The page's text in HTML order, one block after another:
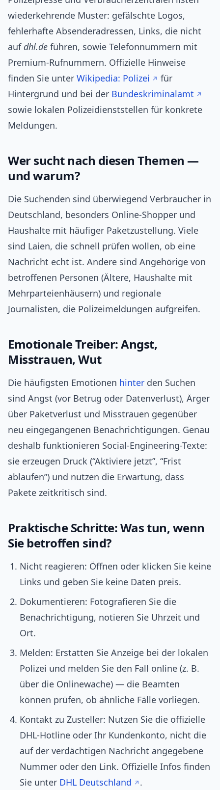
wiederkehrende Muster: gefälschte Logos,
fehlerhafte Absenderadressen, Links, die nicht
aufdhl.de führen, sowie Telefonnummern mit
Premium-Rufnummern. Offizielle Hinweise
finden Sie unter Wikipedia: Polizei
für
Hintergrund und bei der Bundeskriminalamt
sowie lokalen Polizeidienststellen für konkrete
Meldungen.
Wer sucht nach diesen Themen —
und warum?
Die Suchenden sind überwiegend Verbraucher in
Deutschland, besonders Online-Shopper und
Haushalte mit häufiger Paketzustellung. Viele
sind Laien, die schnell prüfen wollen, ob eine
Nachricht echt ist. Andere sind Angehörige von
betroffenen Personen (Ältere, Haushalte mit
Mehrparteienhäusern) und regionale
Journalisten, die Polizeimeldungen aufgreifen.
Emotionale Treiber: Angst,
Misstrauen, Wut
Die häufigsten Emotionen hinter den Suchen
sind Angst (vor Betrug oder Datenverlust), Ärger
über Paketverlust und Misstrauen gegenüber
neu eingegangenen Benachrichtigungen. Genau
deshalb funktionieren Social-Engineering-Texte:
sie erzeugen Druck (“Aktiviere jetzt”, “Frist
ablaufen”) und nutzen die Erwartung, dass
Pakete zeitkritisch sind.
Praktische Schritte: Was tun, wenn
Sie betroffen sind?
Nicht reagieren: Öffnen oder klicken Sie keine
Links und geben Sie keine Daten preis.
Dokumentieren: Fotografieren Sie die
Benachrichtigung, notieren Sie Uhrzeit und
Ort.
Melden: Erstatten Sie Anzeige bei der lokalen
Polizei und melden Sie den Fall online (z. B.
über die Onlinewache) — die Beamten
können prüfen, ob ähnliche Fälle vorliegen.
Kontakt zu Zusteller: Nutzen Sie die offizielle
DHL-Hotline oder Ihr Kundenkonto, nicht die
auf der verdächtigen Nachricht angegebene
Nummer oder den Link. Offizielle Infos finden
Sie unter DHL Deutschland
.